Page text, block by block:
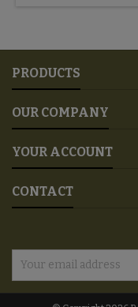
PRODUCTS
OUR COMPANY
YOUR ACCOUNT
CONTACT